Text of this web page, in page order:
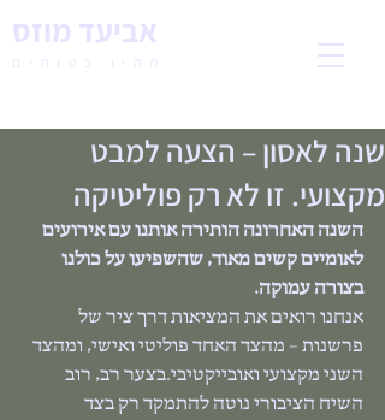
אביעד מוזס
תהיו בטוחים
שנה לאסון – הצעה למבט
מקצועי. זו לא רק פוליטיקה
השנה האחרונה הותירה אותנו עם אירועים
לאומיים קשים מאוד, שהשפיעו על כולנו
בצורה עמוקה.
אנחנו רואים את המציאות דרך ציר של
פרשנות – מהצד האחד פוליטי ואישי, ומהצד
השני מקצועי ואובייקטיבי.בצער רב, רוב
השיח הציבורי נוטה להתמקד רק בצד